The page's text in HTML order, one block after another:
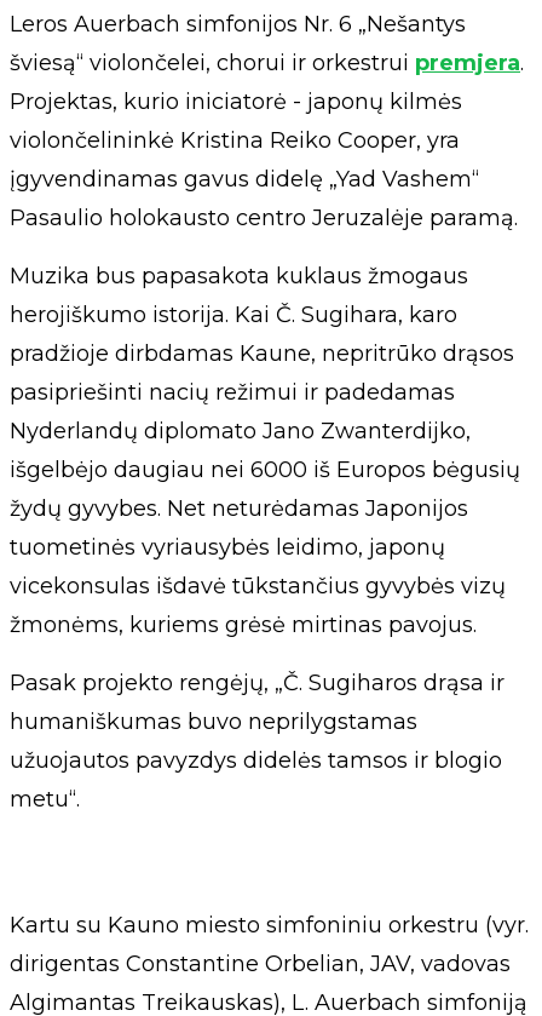
Leros Auerbach simfonijos Nr. 6 „Nešantys
šviesą“ violončelei, chorui ir orkestrui premjera.
Projektas, kurio iniciatorė - japonų kilmės
violončelininkė Kristina Reiko Cooper, yra
įgyvendinamas gavus didelę „Yad Vashem“
Pasaulio holokausto centro Jeruzalėje paramą.
Muzika bus papasakota kuklaus žmogaus
herojiškumo istorija. Kai Č. Sugihara, karo
pradžioje dirbdamas Kaune, nepritrūko drąsos
pasipriešinti nacių režimui ir padedamas
Nyderlandų diplomato Jano Zwanterdijko,
išgelbėjo daugiau nei 6000 iš Europos bėgusių
žydų gyvybes. Net neturėdamas Japonijos
tuometinės vyriausybės leidimo, japonų
vicekonsulas išdavė tūkstančius gyvybės vizų
žmonėms, kuriems grėsė mirtinas pavojus.
Pasak projekto rengėjų, „Č. Sugiharos drąsa ir
humaniškumas buvo neprilygstamas
užuojautos pavyzdys didelės tamsos ir blogio
metu“.
Kartu su Kauno miesto simfoniniu orkestru (vyr.
dirigentas Constantine Orbelian, JAV, vadovas
Algimantas Treikauskas), L. Auerbach simfoniją